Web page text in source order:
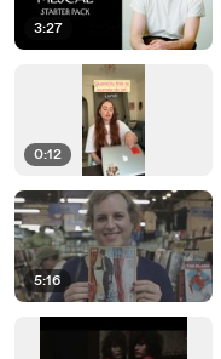
3:27
0:12
5:16